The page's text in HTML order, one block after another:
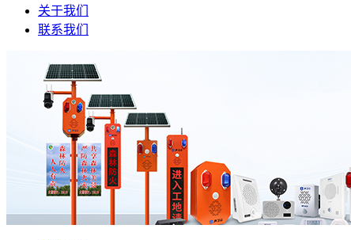
关于我们
联系我们